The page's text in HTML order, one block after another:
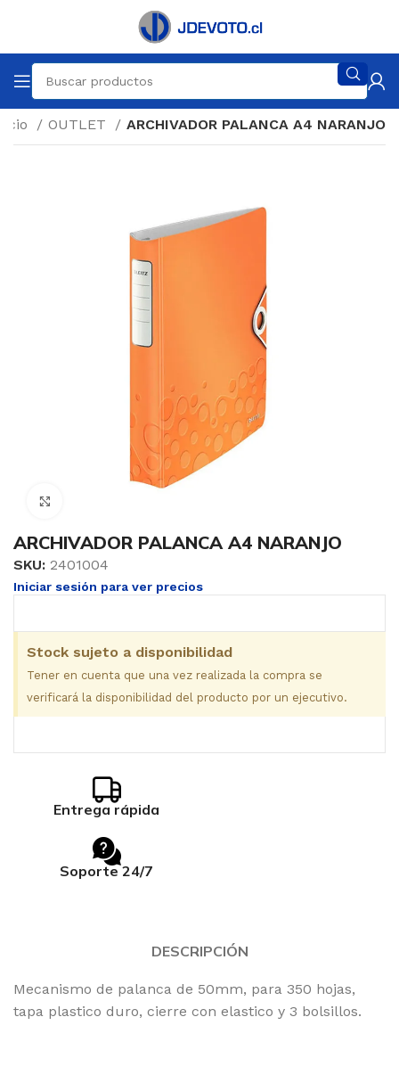
OUTLET ARCHIVADOR PALANCA A4 NARANJO
ARCHIVADOR PALANCA A4 NARANJO
SKU: 2401004
Iniciar sesión para ver precios
Stock sujeto a disponibilidad
Tener en cuenta que una vez realizada la compra se
verificará la disponibilidad del producto por un ejecutivo.
Entrega rápida
Soporte 24/7
DESCRIPCIÓN
Mecanismo de palanca de 50mm, para 350 hojas,
tapa plastico duro, cierre con elastico y 3 bolsillos.